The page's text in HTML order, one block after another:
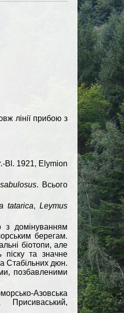
лінії прибою з
Bl. 1921, Elymion
sabulosus. Всього
tatarica,Leymus
з домінуванням
берегам.
біотопи, але
піску та значне
Стабільних дюн.
позбавленими
Азовська
Присиваський,